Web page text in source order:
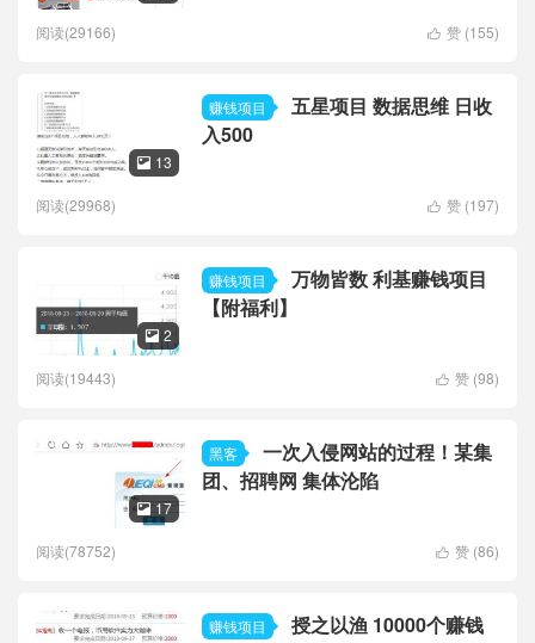
 赞 (155)
阅读(29166)
赚钱项目
五星项目 数据思维 日收
入500
 13
 赞 (197)
阅读(29968)
赚钱项目
万物皆数 利基赚钱项目
【附福利】
 2
 赞 (98)
阅读(19443)
黑客
一次入侵网站的过程！某集
团、招聘网 集体沦陷
 17
 赞 (86)
阅读(78752)
赚钱项目
授之以渔 10000个赚钱